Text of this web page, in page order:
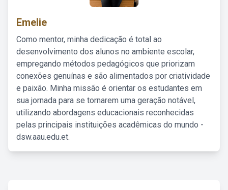
Emelie
Como mentor, minha dedicação é total ao
desenvolvimento dos alunos no ambiente escolar,
empregando métodos pedagógicos que priorizam
conexões genuínas e são alimentados por criatividade
e paixão. Minha missão é orientar os estudantes em
sua jornada para se tornarem uma geração notável,
utilizando abordagens educacionais reconhecidas
pelas principais instituições acadêmicas do mundo -
dsw.aau.edu.et.